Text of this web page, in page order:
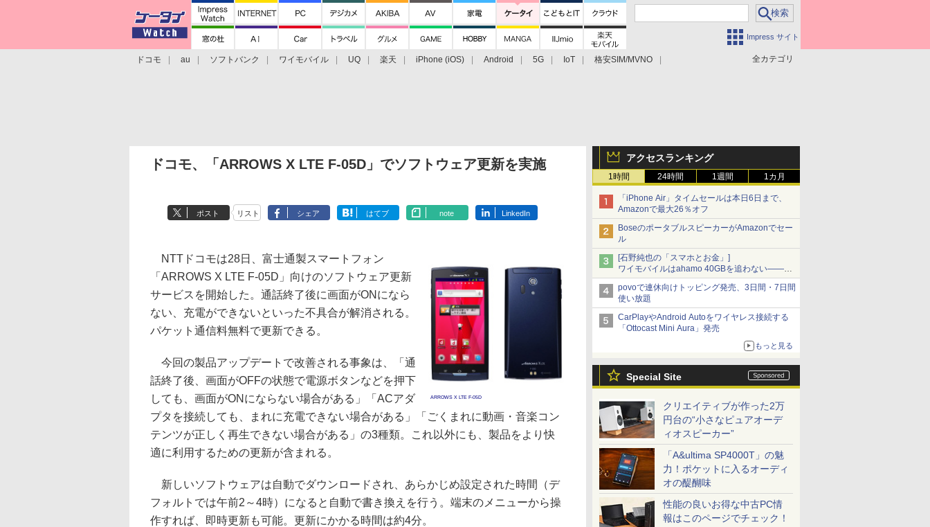
Impress サイト
全カテゴリ
ドコモ au ソフトバンク ワイモバイル UQ 楽天 iPhone (iOS) Android 5G IoT
格安SIM/MVNO
アクセスランキング
1時間 24時間 1週間 1カ月
「iPhone Air」タイムセールは本日6日まで、
Amazonで最大26％オフ
BoseのポータブルスピーカーがAmazonでセー
ル
[石野純也の「スマホとお金」]
ワイモバイルはahamo 40GBを追わない――単
身向け「超おトク割」の安さと1年限定の注意
点
povoで連休向けトッピング発売、3日間・7日間
使い放題
CarPlayやAndroid Autoをワイヤレス接続する
「Ottocast Mini Aura」発売
もっと見る
Special Site
クリエイティブが作った2万
円台の“小さなピュアオーデ
ィオスピーカー”
「A&ultima SP4000T」の魅
力！ポケットに入るオーディ
オの醍醐味
性能の良いお得な中古PC情
報はこのページでチェック！
ドコモ、「ARROWS X LTE F-05D」でソフトウェア更新を実施
ポスト リスト シェア はてブ note LinkedIn
ARROWS X LTE F-05D
NTTドコモは28日、富士通製スマートフォン
「ARROWS X LTE F-05D」向けのソフトウェア更新
サービスを開始した。通話終了後に画面がONになら
ない、充電ができないといった不具合が解消される。
パケット通信料無料で更新できる。
今回の製品アップデートで改善される事象は、「通
話終了後、画面がOFFの状態で電源ボタンなどを押下
しても、画面がONにならない場合がある」「ACアダ
プタを接続しても、まれに充電できない場合がある」「ごくまれに動画・音楽コン
テンツが正しく再生できない場合がある」の3種類。これ以外にも、製品をより快
適に利用するための更新が含まれる。
新しいソフトウェアは自動でダウンロードされ、あらかじめ設定された時間（デ
フォルトでは午前2～4時）になると自動で書き換えを行う。端末のメニューから操
作すれば、即時更新も可能。更新にかかる時間は約4分。